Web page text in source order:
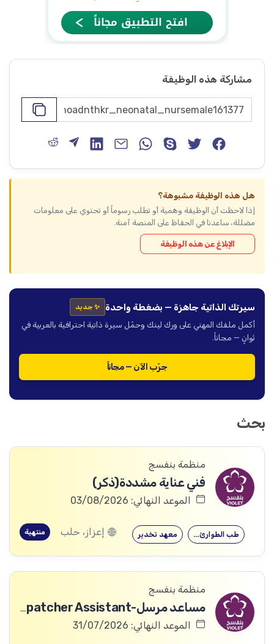
مشاركة هذه الوظيفة
هل هذه الوظيفة مشبوهة؟
إذا لاحظت أن الوظيفة وهمية أو تطلب رسوماً أو تحتوي على معلومات
مضللة، ساعدنا في الحفاظ على المنصة آمنة.
الإبلاغ عن هذه الوظيفة
سيرتك الذاتية جاهزة — بضغطة واحدة ✨ جديد
أكمل ملفك المهني على ورك لينك وحمّل سيرة ذاتية احترافية بالعربية في
ثوانٍ — مجاناً.
جرّب الآن — مجاناً
بحث
منظمة بنفسج
فني عناية مشددة(ذكر)
الموعد النهائي: 03/08/2026
معهد تخدير طب الطوارئ… إعزاز، حلب منتهية
منظمة بنفسج
مساعد مرسل-Dispatcher Assistant
الموعد النهائي: 31/07/2026